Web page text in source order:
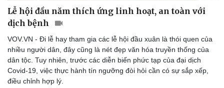
Lễ hội đầu năm thích ứng linh hoạt, an toàn với
dịch bệnh
VOV.VN - Đi lễ hay tham gia các lễ hội đầu xuân là thói quen của
nhiều người dân, đây cũng là nét đẹp văn hóa truyền thống của
dân tộc. Tuy nhiên, trước các diễn biến phức tạp của đại dịch
Covid-19, việc thực hành tín ngưỡng đòi hỏi cần có sự sắp xếp,
điều chỉnh hợp lý.